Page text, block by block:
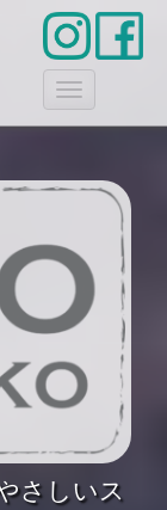
T
o
l
a
v
i
g
t
i
n
さしいス